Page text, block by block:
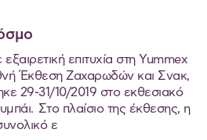
επιτυχία στη Yummex
Έκθεση Ζαχαρωδών και Σνακ,
29-31/10/2019 στο εκθεσιακό
Στο πλαίσιο της έκθεσης, η
ε